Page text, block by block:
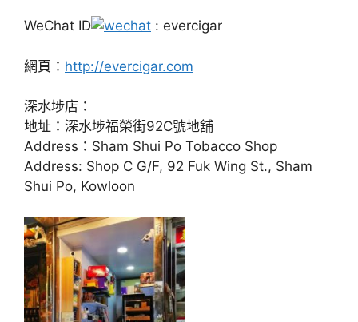
WeChat ID : evercigar
網頁： http://evercigar.com
深水埗店：
地址：深水埗福榮街92C號地舖
Address：Sham Shui Po Tobacco Shop
Address: Shop C G/F, 92 Fuk Wing St., Sham
Shui Po, Kowloon